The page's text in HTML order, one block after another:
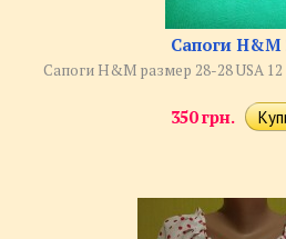
Сапоги H&M
Сапоги H&M размер 28-28 USA
350 грн.